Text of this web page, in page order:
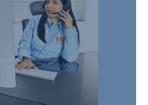
de solicitud de
comunicarse a través
click en cotizar.​